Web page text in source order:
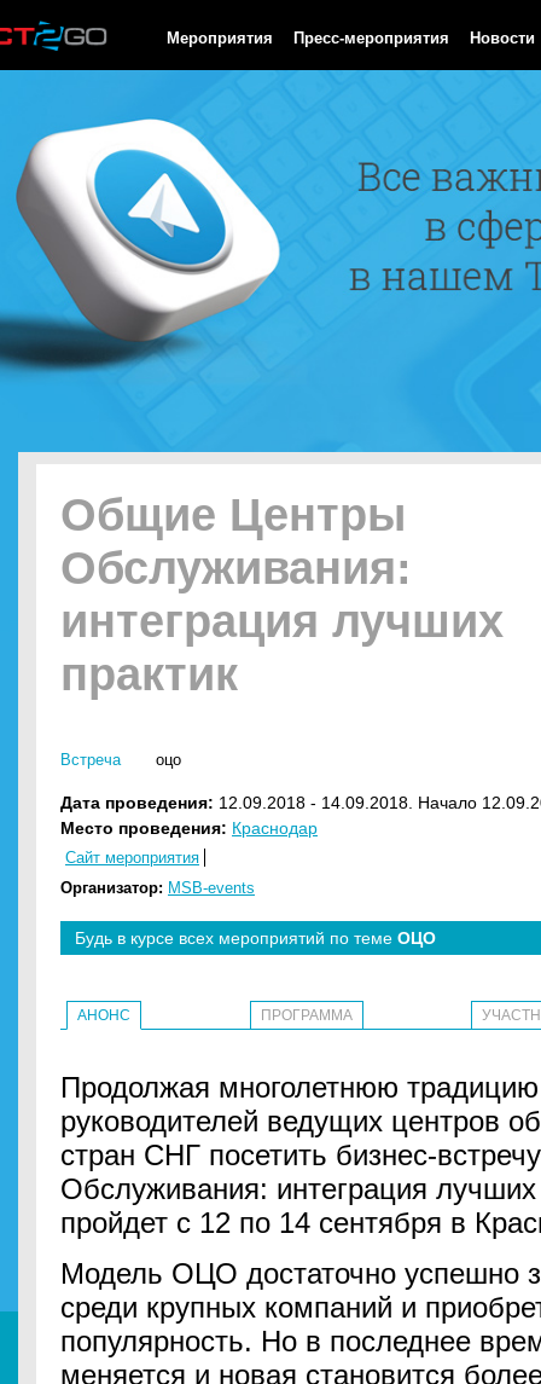
Мероприятия Пресс-мероприятия Новости
Общие Центры
Обслуживания:
интеграция лучших
практик
Встреча оцо
Дата проведения: 12.09.2018 - 14.09.2018. Начало
Место проведения: Краснодар
Сайт мероприятия
Организатор: MSB-events
Будь в курсе всех мероприятий по теме ОЦО
АНОНС ПРОГРАММА
Продолжая многолетнюю
руководителей ведущих центров
стран СНГ посетить бизнес-
Обслуживания: интеграция лучших
пройдет с 12 по 14 сентября в
Модель ОЦО достаточно успешно
среди крупных компаний и
популярность. Но в последнее
меняется и новая становится